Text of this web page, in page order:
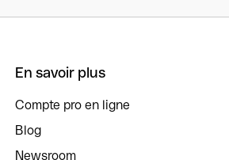
En savoir plus
Compte pro en ligne
Blog
Newsroom